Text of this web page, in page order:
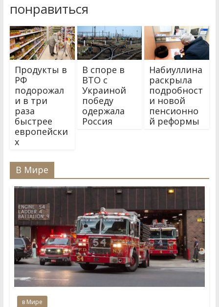
понравиться
Продукты в
РФ
подорожал
и в три
раза
быстрее
европейски
х
В споре в
ВТО с
Украиной
победу
одержала
Россия
Набиуллина
раскрыла
подробност
и новой
пенсионно
й реформы
В Мире
в Мире